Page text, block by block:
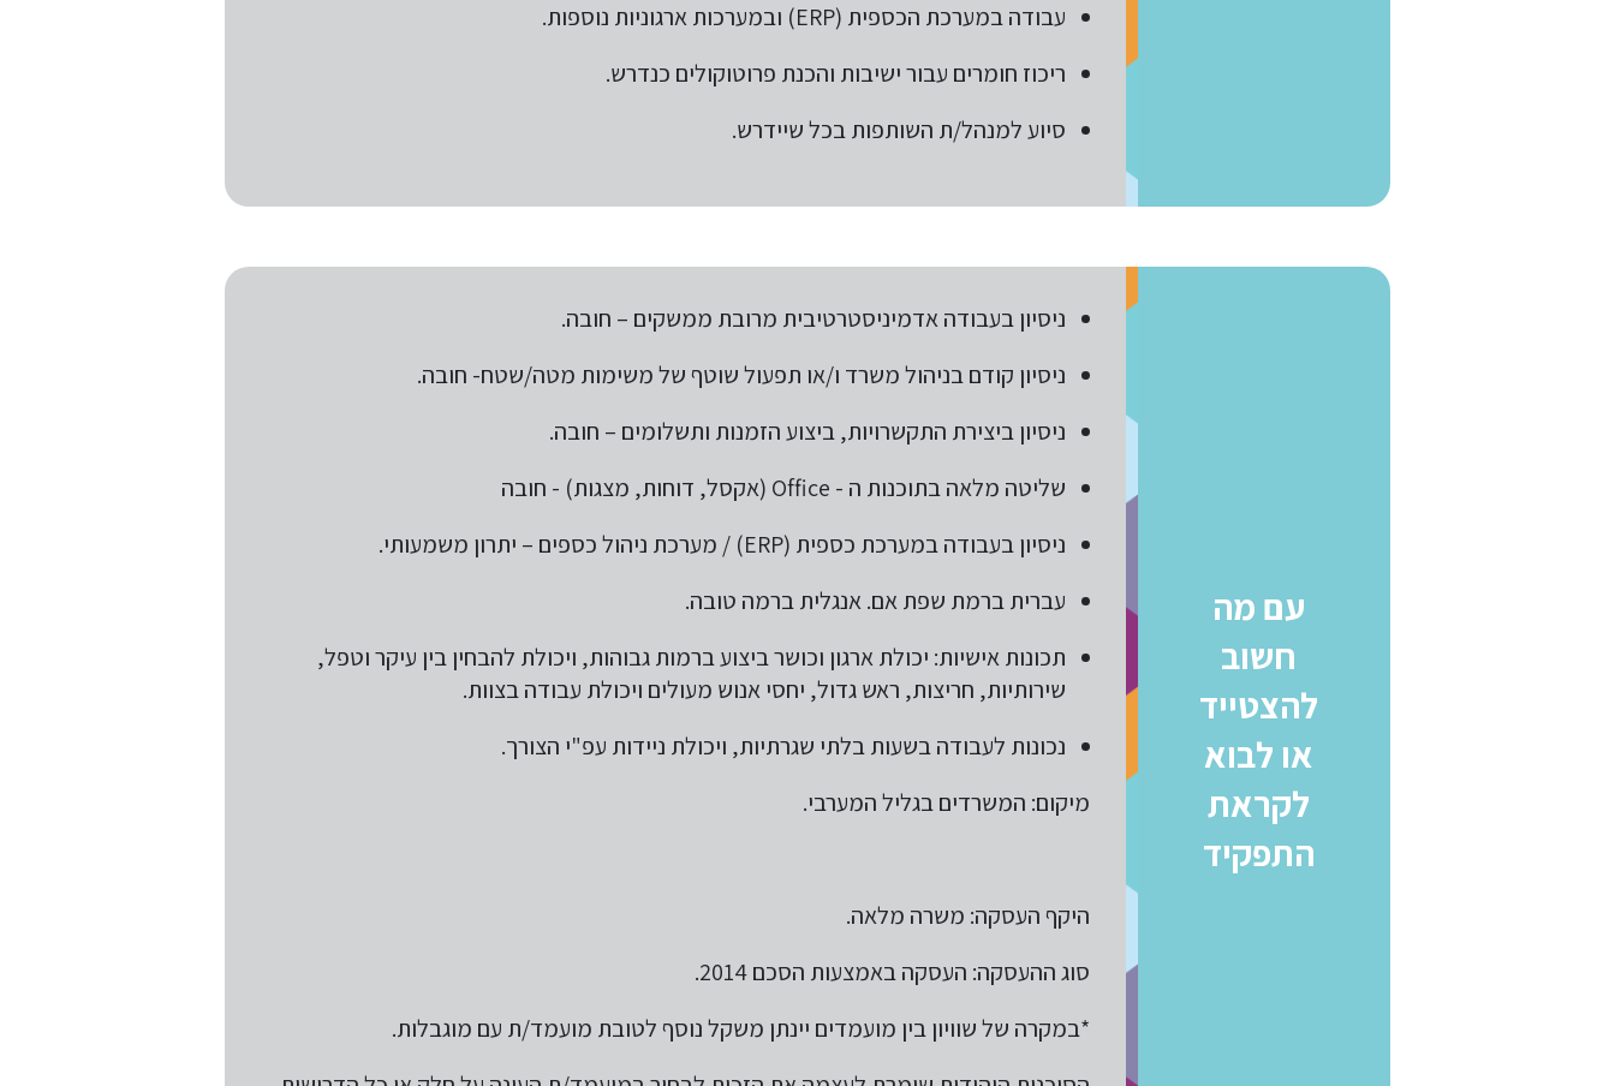
עבודה במערכת הכספית (ERP) ובמערכות ארגוניות נוספות.
ריכוז חומרים עבור ישיבות והכנת פרוטוקולים כנדרש.
סיוע למנהל/ת השותפות בכל שיידרש.
עם מה
חשוב
להצטייד
או לבוא
לקראת
התפקיד
ניסיון בעבודה אדמיניסטרטיבית מרובת ממשקים – חובה.
ניסיון קודם בניהול משרד ו/או תפעול שוטף של משימות מטה/שטח- חובה.
ניסיון ביצירת התקשרויות, ביצוע הזמנות ותשלומים – חובה.
שליטה מלאה בתוכנות ה - Office (אקסל, דוחות, מצגות) - חובה
ניסיון בעבודה במערכת כספית (ERP) / מערכת ניהול כספים – יתרון משמעותי.
עברית ברמת שפת אם. אנגלית ברמה טובה.
תכונות אישיות: יכולת ארגון וכושר ביצוע ברמות גבוהות, ויכולת להבחין בין עיקר וטפל,
שירותיות, חריצות, ראש גדול, יחסי אנוש מעולים ויכולת עבודה בצוות.
נכונות לעבודה בשעות בלתי שגרתיות, ויכולת ניידות עפ"י הצורך.
מיקום: המשרדים בגליל המערבי.
היקף העסקה: משרה מלאה.
סוג ההעסקה: העסקה באמצעות הסכם 2014.
*במקרה של שוויון בין מועמדים יינתן משקל נוסף לטובת מועמד/ת עם מוגבלות.